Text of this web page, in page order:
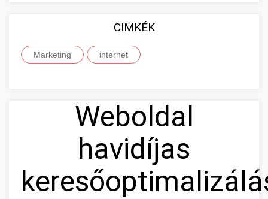
CIMKÉK
Marketing internet
Weboldal
havidíjas